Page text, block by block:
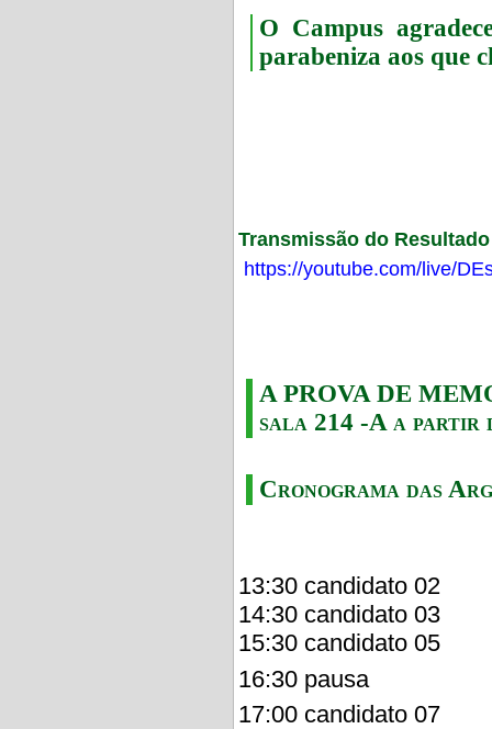
O Campus
parabeniza aos que
Transmissão do
https://youtube.com/live/
A PROVA DE
sala 214 -A a partir
Cronograma das
13:30 candidato 02
14:30 candidato 03
15:30 candidato 05
16:30 pausa
17:00 candidato 07